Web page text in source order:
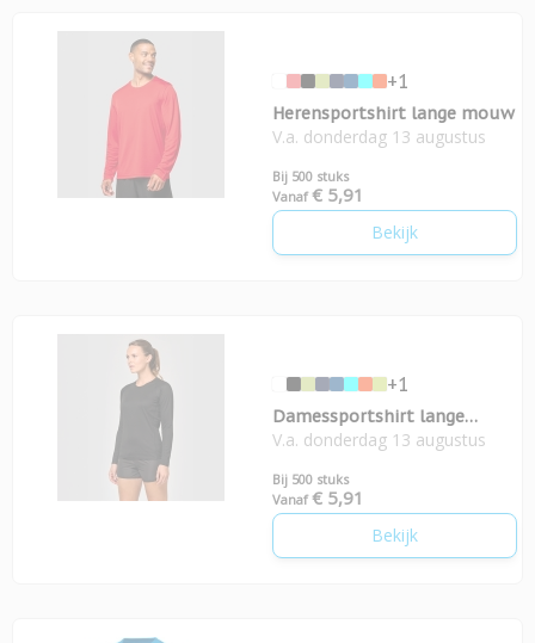
+1
Herensportshirt lange mouw
V.a. donderdag 13 augustus
Bij 500 stuks
Vanaf € 5,91
Bekijk
+1
Damessportshirt lange
Mouwen
V.a. donderdag 13 augustus
Bij 500 stuks
Vanaf € 5,91
Bekijk